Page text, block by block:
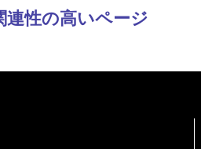
連性の高いページ